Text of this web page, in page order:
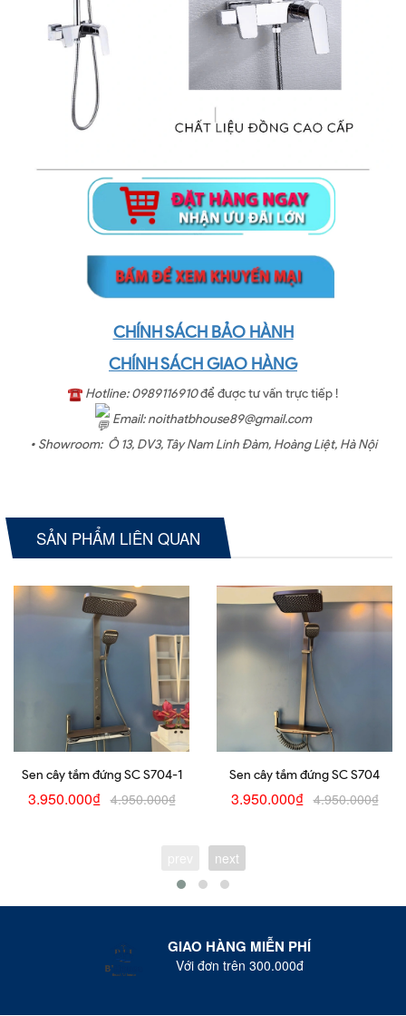
CHÍNH SÁCH BẢO HÀNH
CHÍNH SÁCH GIAO HÀNG
Hotline: 0989116910để được tư vấn trực tiếp !
Email: noithatbhouse89@gmail.com
• Showroom: Ô 13, DV3, Tây Nam Linh Đàm, Hoàng Liệt, Hà Nội
SẢN PHẨM LIÊN QUAN
Sen cây tắm đứng SC S704-1
3.950.000₫ 4.950.000₫
Sen cây tắm đứng SC S704
3.950.000₫ 4.950.000₫
next
GIAO HÀNG MIỄN PHÍ
Với đơn trên 300.000đ